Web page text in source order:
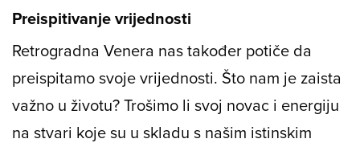
Preispitivanje vrijednosti
Retrogradna Venera nas također potiče da
preispitamo svoje vrijednosti. Što nam je zaista
važno u životu? Trošimo li svoj novac i energiju
na stvari koje su u skladu s našim istinskim